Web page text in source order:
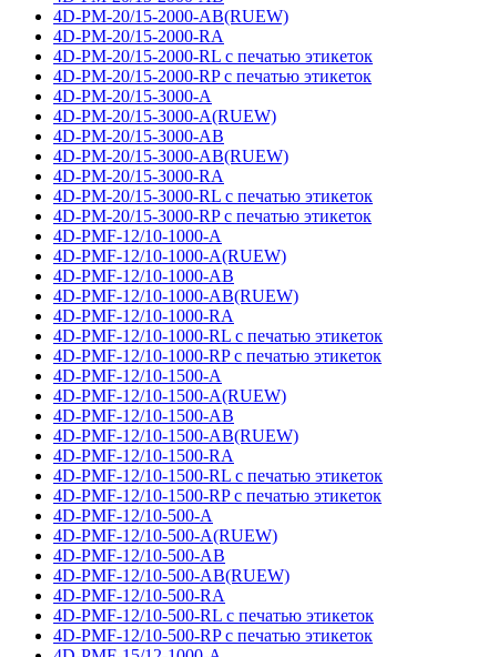
4D-PM-20/15-2000-AB(RUEW)
4D-PM-20/15-2000-RA
4D-PM-20/15-2000-RL с печатью этикеток
4D-PM-20/15-2000-RP с печатью этикеток
4D-PM-20/15-3000-A
4D-PM-20/15-3000-A(RUEW)
4D-PM-20/15-3000-AB
4D-PM-20/15-3000-AB(RUEW)
4D-PM-20/15-3000-RA
4D-PM-20/15-3000-RL с печатью этикеток
4D-PM-20/15-3000-RP с печатью этикеток
4D-PMF-12/10-1000-A
4D-PMF-12/10-1000-A(RUEW)
4D-PMF-12/10-1000-AB
4D-PMF-12/10-1000-AB(RUEW)
4D-PMF-12/10-1000-RA
4D-PMF-12/10-1000-RL с печатью этикеток
4D-PMF-12/10-1000-RP с печатью этикеток
4D-PMF-12/10-1500-A
4D-PMF-12/10-1500-A(RUEW)
4D-PMF-12/10-1500-AB
4D-PMF-12/10-1500-AB(RUEW)
4D-PMF-12/10-1500-RA
4D-PMF-12/10-1500-RL с печатью этикеток
4D-PMF-12/10-1500-RP с печатью этикеток
4D-PMF-12/10-500-A
4D-PMF-12/10-500-A(RUEW)
4D-PMF-12/10-500-AB
4D-PMF-12/10-500-AB(RUEW)
4D-PMF-12/10-500-RA
4D-PMF-12/10-500-RL с печатью этикеток
4D-PMF-12/10-500-RP с печатью этикеток